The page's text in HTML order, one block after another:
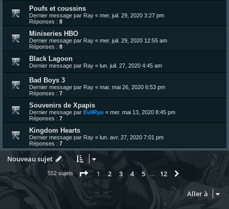
Poufs et coussins
Dernier message par Ray « mer. juil. 29, 2020 3:27 pm
Réponses : 8
Miniseries HBO
Dernier message par Ray « mer. juil. 29, 2020 12:55 am
Réponses : 8
Black Lagoon
Dernier message par Ray « lun. juil. 27, 2020 4:45 am
Bad Boys 3
Dernier message par Ray « mar. mai 26, 2020 6:53 pm
Réponses : 7
Souvenirs de Xpapis
Dernier message par EvilRyu « mer. mai 13, 2020 8:45 pm
Réponses : 7
Kingdom Hearts
Dernier message par Ray « lun. avr. 27, 2020 7:01 pm
Réponses : 7
Nouveau sujet
552 sujets Page 1sur12
1 2 3 4 5 12
Aller à